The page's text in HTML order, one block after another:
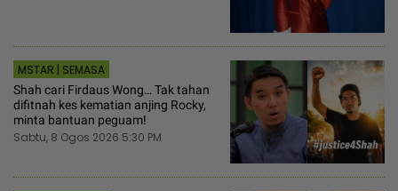
MSTAR | SEMASA
Shah cari Firdaus Wong… Tak tahan
difitnah kes kematian anjing Rocky,
minta bantuan peguam!
Sabtu, 8 Ogos 2026 5:30 PM